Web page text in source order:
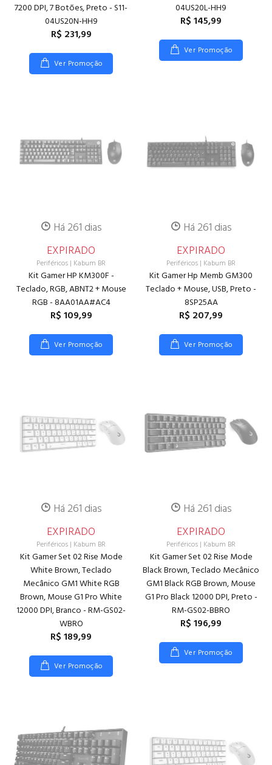
7200 DPI, 7 Botões, Preto - S11-
04US20N-HH9
R$ 231,99
Ver Promoção
04US20L-HH9
R$ 145,99
Ver Promoção
Há 261 dias
EXPIRADO
Periféricos | Kabum BR
Kit Gamer HP KM300F -
Teclado, RGB, ABNT2 + Mouse
RGB - 8AA01AA#AC4
R$ 109,99
Ver Promoção
Há 261 dias
EXPIRADO
Periféricos | Kabum BR
Kit Gamer Hp Memb GM300
Teclado + Mouse, USB, Preto -
8SP25AA
R$ 207,99
Ver Promoção
Há 261 dias
EXPIRADO
Periféricos | Kabum BR
Kit Gamer Set 02 Rise Mode
White Brown, Teclado
Mecânico GM1 White RGB
Brown, Mouse G1 Pro White
12000 DPI, Branco - RM-GS02-
WBRO
R$ 189,99
Ver Promoção
Há 261 dias
EXPIRADO
Periféricos | Kabum BR
Kit Gamer Set 02 Rise Mode
Black Brown, Teclado Mecânico
GM1 Black RGB Brown, Mouse
G1 Pro Black 12000 DPI, Preto -
RM-GS02-BBRO
R$ 196,99
Ver Promoção